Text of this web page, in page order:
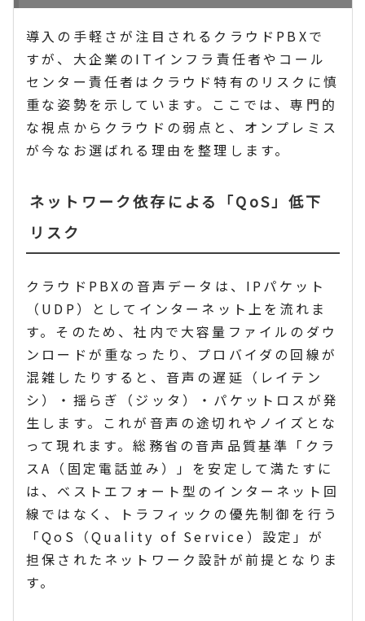
導入の手軽さが注目されるクラウドPBXで
すが、大企業のITインフラ責任者やコール
センター責任者はクラウド特有のリスクに慎
重な姿勢を示しています。ここでは、専門的
な視点からクラウドの弱点と、オンプレミス
が今なお選ばれる理由を整理します。
ネットワーク依存による「QoS」低下
リスク
クラウドPBXの音声データは、IPパケット
（UDP）としてインターネット上を流れま
す。そのため、社内で大容量ファイルのダウ
ンロードが重なったり、プロバイダの回線が
混雑したりすると、音声の遅延（レイテン
シ）・揺らぎ（ジッタ）・パケットロスが発
生します。これが音声の途切れやノイズとな
って現れます。総務省の音声品質基準「クラ
スA（固定電話並み）」を安定して満たすに
は、ベストエフォート型のインターネット回
線ではなく、トラフィックの優先制御を行う
「QoS（Quality of Service）設定」が
担保されたネットワーク設計が前提となりま
す。